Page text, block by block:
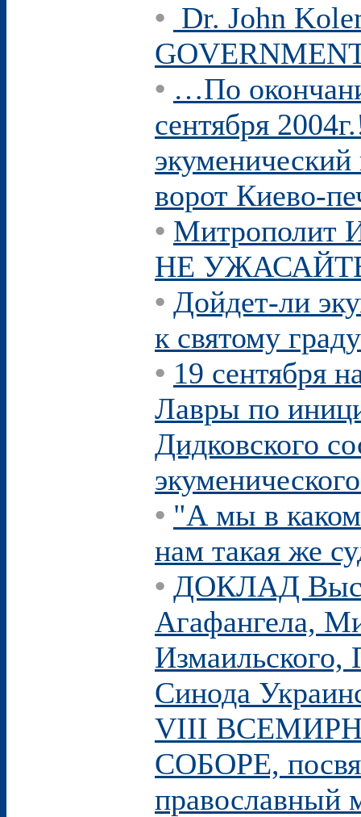
• Dr. John
• …По
сентября
ворот Киево-
• Митрополит
НЕ
• Дойдет-ли
к святому
• 19 сентября
Лавры по
Дидковского
• "А мы в
нам такая же
• ДОКЛАД
Агафангела,
Измаильского,
Синода
VIII
СОБОРЕ,
православный